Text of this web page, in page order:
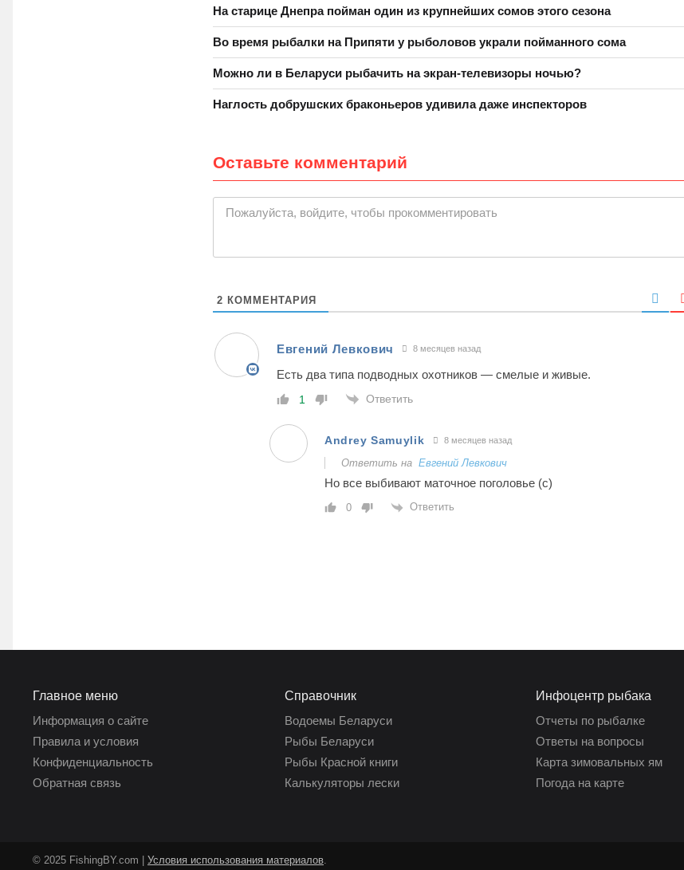
На старице Днепра пойман один из крупнейших сомов этого сезона
Во время рыбалки на Припяти у рыболовов украли пойманного сома
Можно ли в Беларуси рыбачить на экран-телевизоры ночью?
Наглость добрушских браконьеров удивила даже инспекторов
Оставьте комментарий
Пожалуйста, войдите, чтобы прокомментировать
2 КОММЕНТАРИЯ
Евгений Левкович 8 месяцев назад
Есть два типа подводных охотников — смелые и живые.
1 Ответить
Andrey Samuylik 8 месяцев назад
Ответить на Евгений Левкович
Но все выбивают маточное поголовье (с)
0 Ответить
Главное меню
Информация о сайте
Правила и условия
Конфиденциальность
Обратная связь
Справочник
Водоемы Беларуси
Рыбы Беларуси
Рыбы Красной книги
Калькуляторы лески
Инфоцентр рыбака
Отчеты по рыбалке
Ответы на вопросы
Карта зимовальных ям
Погода на карте
© 2025 FishingBY.com | Условия использования материалов